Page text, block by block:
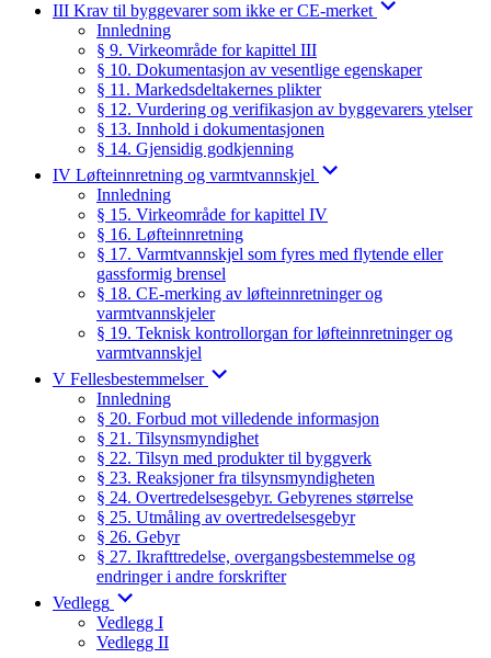
III Krav til byggevarer som ikke er CE-merket
Innledning
§ 9. Virkeområde for kapittel III
§ 10. Dokumentasjon av vesentlige egenskaper
§ 11. Markedsdeltakernes plikter
§ 12. Vurdering og verifikasjon av byggevarers ytelser
§ 13. Innhold i dokumentasjonen
§ 14. Gjensidig godkjenning
IV Løfteinnretning og varmtvannskjel
Innledning
§ 15. Virkeområde for kapittel IV
§ 16. Løfteinnretning
§ 17. Varmtvannskjel som fyres med flytende eller
gassformig brensel
§ 18. CE-merking av løfteinnretninger og
varmtvannskjeler
§ 19. Teknisk kontrollorgan for løfteinnretninger og
varmtvannskjel
V Fellesbestemmelser
Innledning
§ 20. Forbud mot villedende informasjon
§ 21. Tilsynsmyndighet
§ 22. Tilsyn med produkter til byggverk
§ 23. Reaksjoner fra tilsynsmyndigheten
§ 24. Overtredelsesgebyr. Gebyrenes størrelse
§ 25. Utmåling av overtredelsesgebyr
§ 26. Gebyr
§ 27. Ikrafttredelse, overgangsbestemmelse og
endringer i andre forskrifter
Vedlegg
Vedlegg I
Vedlegg II